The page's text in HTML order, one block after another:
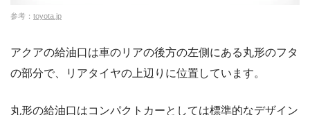
参考： toyota.jp
アクアの給油口は車のリアの後方の左側にある丸形のフタ
の部分で、リアタイヤの上辺りに位置しています。
丸形の給油口はコンパクトカーとしては標準的なデザイン